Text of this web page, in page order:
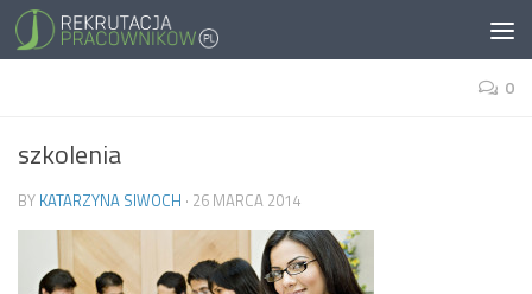
0
szkolenia
BY KATARZYNA SIWOCH · 26 MARCA 2014